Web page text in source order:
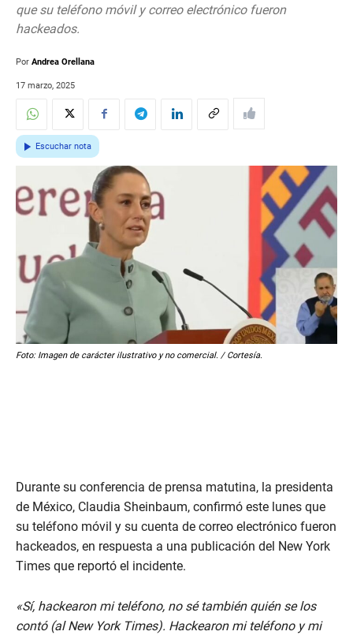
que su teléfono móvil y correo electrónico fueron
hackeados.
Por Andrea Orellana
17 marzo, 2025
Escuchar nota
Foto: Imagen de carácter ilustrativo y no comercial. / Cortesía.
Durante su conferencia de prensa matutina, la presidenta
de México, Claudia Sheinbaum, confirmó este lunes que
su teléfono móvil y su cuenta de correo electrónico fueron
hackeados, en respuesta a una publicación del New York
Times que reportó el incidente.
«Sí, hackearon mi teléfono, no sé también quién se los
contó (al New York Times). Hackearon mi teléfono y mi